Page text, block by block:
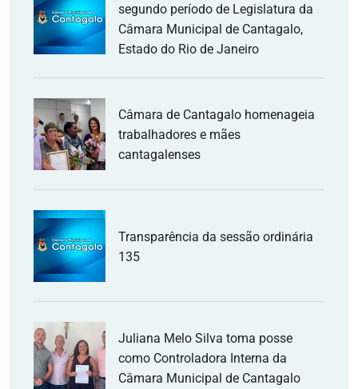
segundo período de Legislatura da
Câmara Municipal de Cantagalo,
Estado do Rio de Janeiro
Câmara de Cantagalo homenageia
trabalhadores e mães
cantagalenses
Transparência da sessão ordinária
135
Juliana Melo Silva toma posse
como Controladora Interna da
Câmara Municipal de Cantagalo